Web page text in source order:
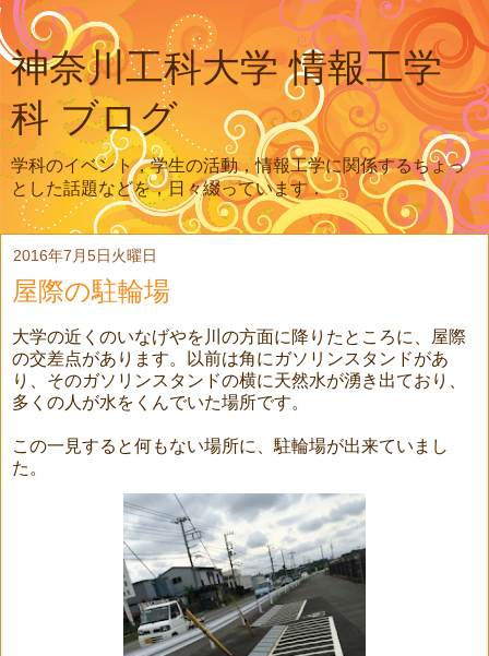
神奈川工科大学 情報工学
科 ブログ
学科のイベント，学生の活動，情報工学に関係するちょっ
とした話題などを，日々綴っています．
2016年7月5日火曜日
屋際の駐輪場
大学の近くのいなげやを川の方面に降りたところに、屋際
の交差点があります。以前は角にガソリンスタンドがあ
り、そのガソリンスタンドの横に天然水が湧き出ており、
多くの人が水をくんでいた場所です。
この一見すると何もない場所に、駐輪場が出来ていまし
た。